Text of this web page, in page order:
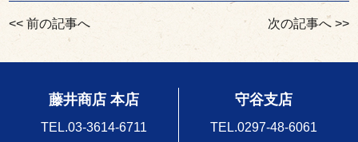
稿
ビ
<< 前の記事へ 次の記事へ >>
藤井商店 本店
TEL.03-3614-6711
守谷支店
TEL.0297-48-6061